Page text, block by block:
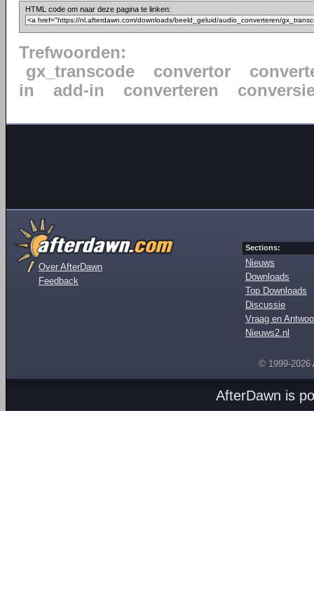
HTML code om naar deze pagina te linken:
Trefwoorden:
gx_transcode
convertor
in
add-in converteren
Over AfterDawn
Feedback
Sections:
Nieuws
Downloads
Top Downloads
Discussie
Vraag en
Nieuws2.nl
© 1999-2026
AfterDawn is